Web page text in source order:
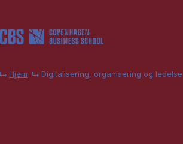
Hjem Digitalisering, organisering og ledelse